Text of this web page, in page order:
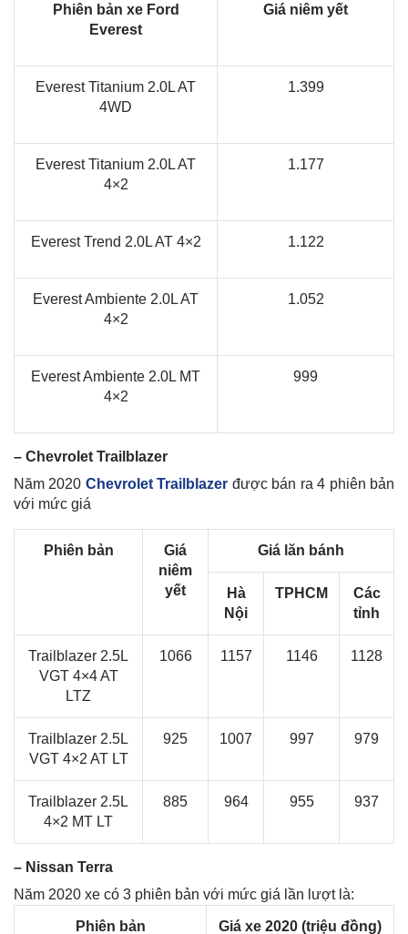
Phiên bản xe Ford
Everest
Giá niêm yết
Everest Titanium 2.0L AT
4WD
1.399
Everest Titanium 2.0L AT
4×2
1.177
Everest Trend 2.0L AT 4×2 1.122
Everest Ambiente 2.0L AT
4×2
1.052
Everest Ambiente 2.0L MT
4×2
999
– Chevrolet Trailblazer
Năm 2020 Chevrolet Trailblazer được bán ra 4 phiên bản
với mức giá
Phiên bản
Giá
niêm
yết
Giá lăn bánh
Hà
Nội
TPHCM
Các
tỉnh
Trailblazer 2.5L
VGT 4×4 AT
LTZ
1066 1157 1146 1128
Trailblazer 2.5L
VGT 4×2 AT LT
925 1007 997 979
Trailblazer 2.5L
4×2 MT LT
885 964 955 937
– Nissan Terra
Năm 2020 xe có 3 phiên bản với mức giá lần lượt là:
Phiên bản Giá xe 2020 (triệu đồng)